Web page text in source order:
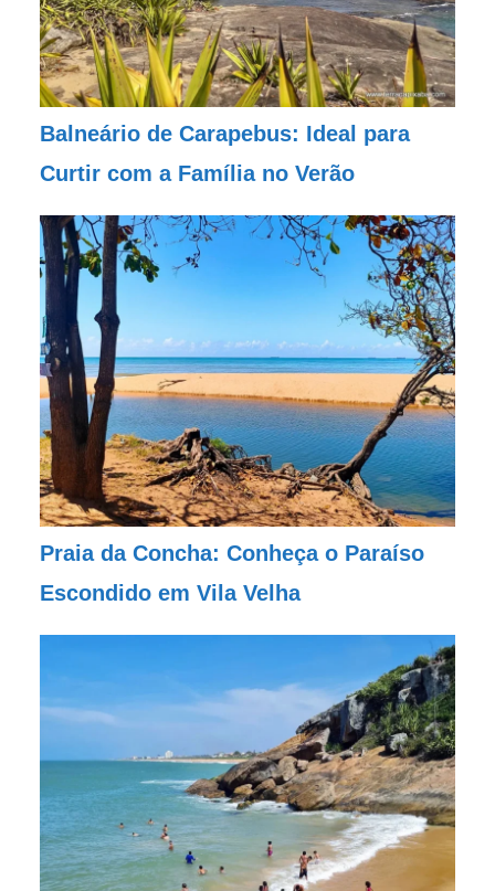
Balneário de Carapebus: Ideal para
Curtir com a Família no Verão
Praia da Concha: Conheça o Paraíso
Escondido em Vila Velha